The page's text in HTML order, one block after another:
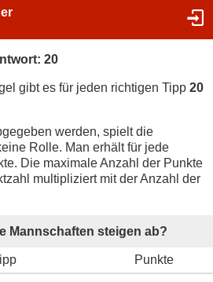
20
gibt es für jeden richtigen Tipp 20
werden, spielt die
Rolle. Man erhält für jede
Die maximale Anzahl der Punkte
multipliziert mit der Anzahl der
Mannschaften steigen ab?
Punkte